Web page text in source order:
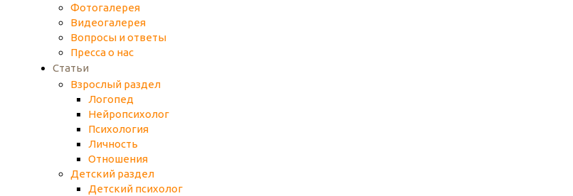
Фотогалерея
Видеогалерея
Вопросы и ответы
Пресса о нас
Статьи
Взрослый раздел
Логопед
Нейропсихолог
Психология
Личность
Отношения
Детский раздел
Детский психолог